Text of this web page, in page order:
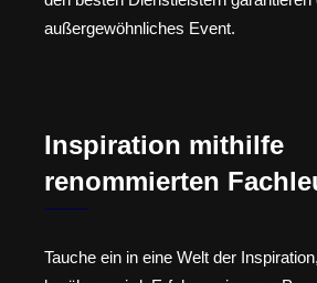
außergewöhnliches Event.
Inspiration mithilfe
renommierten
Tauche ein in eine Welt der